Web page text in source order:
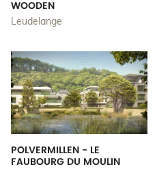
WOODEN
Leudelange
POLVERMILLEN - LE
FAUBOURG DU MOULIN